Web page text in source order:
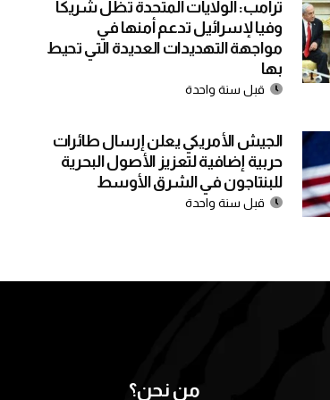
ترامب: الولايات المتحدة تظل شريكا
وفيا لإسرائيل تدعم أمنها في
مواجهة التهديدات العديدة التي تحيط
بها
قبل سنة واحدة
الجيش الأمريكي يعلن إرسال طائرات
حربية إضافية لتعزيز الأصول البحرية
للبنتاجون في الشرق الأوسط
قبل سنة واحدة
من نحن؟